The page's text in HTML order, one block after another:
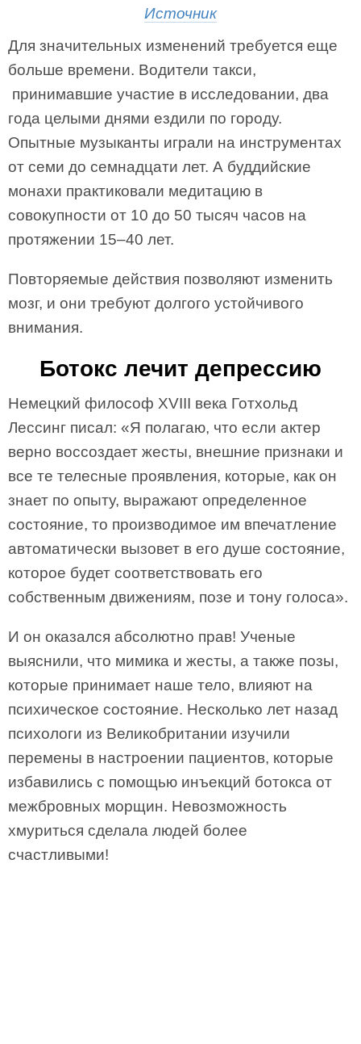
Источник
Для значительных изменений требуется еще
больше времени. Водители такси,
принимавшие участие в исследовании, два
года целыми днями ездили по городу.
Опытные музыканты играли на инструментах
от семи до семнадцати лет. А буддийские
монахи практиковали медитацию в
совокупности от 10 до 50 тысяч часов на
протяжении 15–40 лет.
Повторяемые действия позволяют изменить
мозг, и они требуют долгого устойчивого
внимания.
Ботокс лечит депрессию
Немецкий философ ХVIII века Готхольд
Лессинг писал: «Я полагаю, что если актер
верно воссоздает жесты, внешние признаки и
все те телесные проявления, которые, как он
знает по опыту, выражают определенное
состояние, то производимое им впечатление
автоматически вызовет в его душе состояние,
которое будет соответствовать его
собственным движениям, позе и тону голоса».
И он оказался абсолютно прав! Ученые
выяснили, что мимика и жесты, а также позы,
которые принимает наше тело, влияют на
психическое состояние. Несколько лет назад
психологи из Великобритании изучили
перемены в настроении пациентов, которые
избавились с помощью инъекций ботокса от
межбровных морщин. Невозможность
хмуриться сделала людей более
счастливыми!